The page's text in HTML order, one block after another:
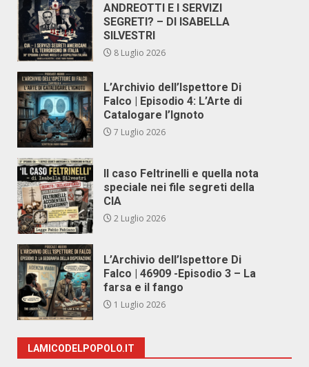
ANDREOTTI E I SERVIZI
SEGRETI? – DI ISABELLA
SILVESTRI
8 Luglio 2026
L’Archivio dell’Ispettore Di
Falco | Episodio 4: L’Arte di
Catalogare l’Ignoto
7 Luglio 2026
Il caso Feltrinelli e quella nota
speciale nei file segreti della
CIA
2 Luglio 2026
L’Archivio dell’Ispettore Di
Falco | 46909 -Episodio 3 – La
farsa e il fango
1 Luglio 2026
LAMICODELPOPOLO.IT